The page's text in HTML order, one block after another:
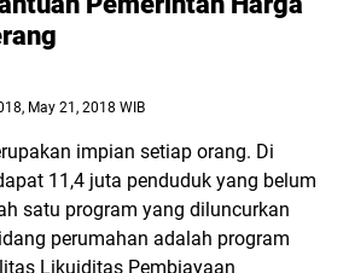
May 21, 2018 WIB
impian setiap orang. Di
11,4 juta penduduk yang belum
satu program yang diluncurkan
perumahan adalah program
Likuiditas Pembiayaan